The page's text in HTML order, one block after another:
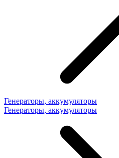
Генераторы, аккумуляторы
Генераторы, аккумуляторы